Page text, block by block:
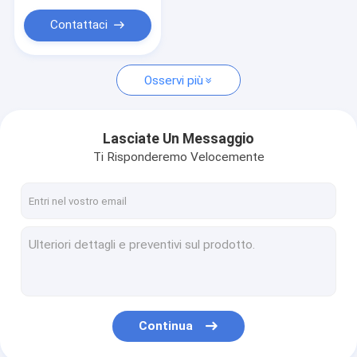
Contattaci
Osservi più
Lasciate Un Messaggio
Ti Risponderemo Velocemente
Continua